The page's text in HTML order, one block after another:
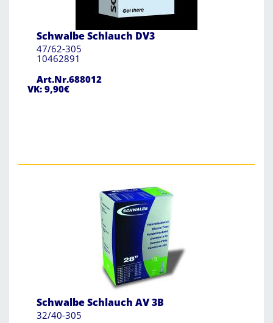
Schwalbe Schlauch DV3
47/62-305
10462891
Art.Nr.688012
VK: 9,90€
Schwalbe Schlauch AV 3B
32/40-305